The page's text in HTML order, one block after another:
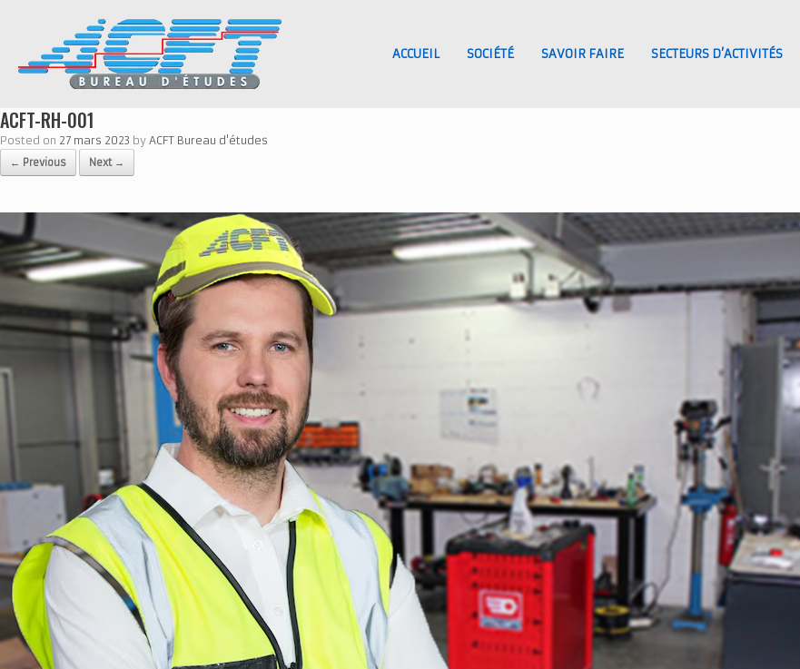
ACCUEIL SOCIÉTÉ SAVOIR FAIRE SECTEURS D’ACTIVITÉS
ACFT-RH-001
Posted on 27 mars 2023 by ACFT Bureau d'études
← Previous Next →